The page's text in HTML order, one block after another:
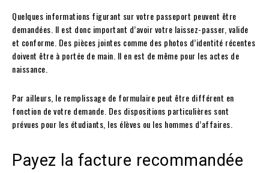
Quelques informations figurant sur votre passeport peuvent être
demandées. Il est donc important d’avoir votre laissez-passer, valide
et conforme. Des pièces jointes comme des photos d’identité récentes
doivent être à portée de main. Il en est de même pour les actes de
naissance.
Par ailleurs, le remplissage de formulaire peut être différent en
fonction de votre demande. Des dispositions particulières sont
prévues pour les étudiants, les élèves ou les hommes d’affaires.
Payez la facture recommandée